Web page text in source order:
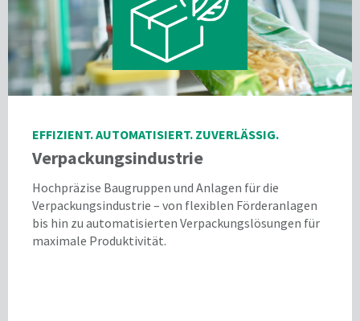
EFFIZIENT. AUTOMATISIERT. ZUVERLÄSSIG.
Verpackungsindustrie
Hochpräzise Baugruppen und Anlagen für die
Verpackungsindustrie – von flexiblen Förderanlagen
bis hin zu automatisierten Verpackungslösungen für
maximale Produktivität.